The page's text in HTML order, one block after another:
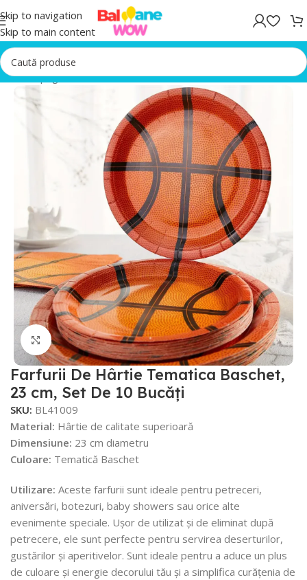
Skip to navigation
Skip to main content
Prima pagină/Accesorii Petrecere
Faceți click pentru a mări
Farfurii De Hârtie Tematica Baschet,
23 cm, Set De 10 Bucăți
SKU: BL41009
Material: Hârtie de calitate superioară
Dimensiune: 23 cm diametru
Culoare: Tematică Baschet
Utilizare: Aceste farfurii sunt ideale pentru petreceri,
aniversări, botezuri, baby showers sau orice alte
evenimente speciale. Ușor de utilizat și de eliminat după
petrecere, ele sunt perfecte pentru servirea deserturilor,
gustărilor și aperitivelor. Sunt ideale pentru a aduce un plus
de culoare și energie decorului tău și a simplifica curățenia de